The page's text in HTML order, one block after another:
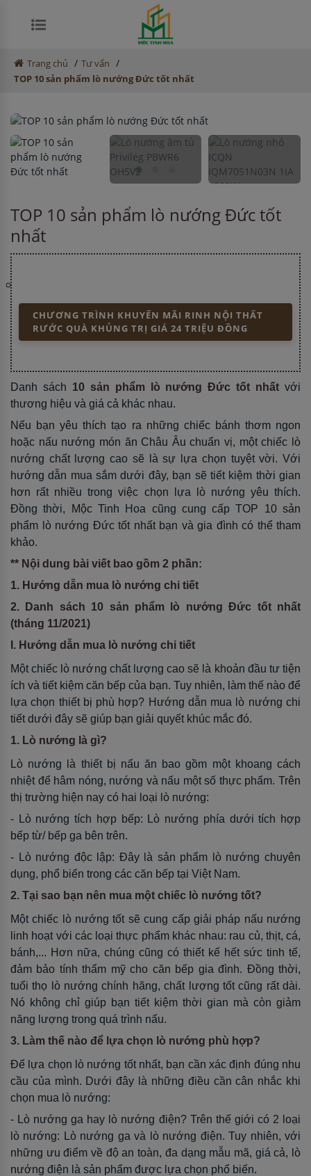
Trang chủ / Tư vấn /
TOP 10 sản phẩm lò nướng Đức tốt nhất
TOP 10 sản phẩm lò nướng Đức tốt
nhất
CHƯƠNG TRÌNH KHUYẾN MÃI RINH NỘI THẤT
RƯỚC QUÀ KHỦNG TRỊ GIÁ 24 TRIỆU ĐỒNG
Danh sách 10 sản phẩm lò nướng Đức tốt nhất với
thương hiệu và giá cả khác nhau.
Nếu bạn yêu thích tạo ra những chiếc bánh thơm ngon
hoặc nấu nướng món ăn Châu Âu chuẩn vị, một chiếc lò
nướng chất lượng cao sẽ là sự lựa chọn tuyệt vời. Với
hướng dẫn mua sắm dưới đây, bạn sẽ tiết kiệm thời gian
hơn rất nhiều trong việc chọn lựa lò nướng yêu thích.
Đồng thời, Mộc Tinh Hoa cũng cung cấp TOP 10 sản
phẩm lò nướng Đức tốt nhất bạn và gia đình có thể tham
khảo.
** Nội dung bài viết bao gồm 2 phần:
1. Hướng dẫn mua lò nướng chi tiết
2. Danh sách 10 sản phẩm lò nướng Đức tốt nhất
(tháng 11/2021)
I. Hướng dẫn mua lò nướng chi tiết
Một chiếc lò nướng chất lượng cao sẽ là khoản đầu tư tiện
ích và tiết kiệm căn bếp của bạn. Tuy nhiên, làm thế nào để
lựa chọn thiết bị phù hợp? Hướng dẫn mua lò nướng chi
tiết dưới đây sẽ giúp bạn giải quyết khúc mắc đó.
1. Lò nướng là gì?
Lò nướng là thiết bị nấu ăn bao gồm một khoang cách
nhiệt để hâm nóng, nướng và nấu một số thực phẩm. Trên
thị trường hiện nay có hai loại lò nướng:
- Lò nướng tích hợp bếp: Lò nướng phía dưới tích hợp
bếp từ/ bếp ga bên trên.
- Lò nướng độc lập: Đây là sản phẩm lò nướng chuyên
dụng, phổ biến trong các căn bếp tại Việt Nam.
2. Tại sao bạn nên mua một chiếc lò nướng tốt?
Một chiếc lò nướng tốt sẽ cung cấp giải pháp nấu nướng
linh hoạt với các loại thực phẩm khác nhau: rau củ, thịt, cá,
bánh,... Hơn nữa, chúng cũng có thiết kế hết sức tinh tế,
đảm bảo tính thẩm mỹ cho căn bếp gia đình. Đồng thời,
tuổi thọ lò nướng chính hãng, chất lượng tốt cũng rất dài.
Nó không chỉ giúp bạn tiết kiệm thời gian mà còn giảm
năng lượng trong quá trình nấu.
3. Làm thế nào để lựa chọn lò nướng phù hợp?
Để lựa chọn lò nướng tốt nhất, bạn cần xác định đúng nhu
cầu của mình. Dưới đây là những điều cần cân nhắc khi
chọn mua lò nướng:
- Lò nướng ga hay lò nướng điện? Trên thế giới có 2 loại
lò nướng: Lò nướng ga và lò nướng điện. Tuy nhiên, với
những ưu điểm về độ an toàn, đa dạng mẫu mã, giá cả, lò
nướng điện là sản phẩm được lựa chọn phổ biến.